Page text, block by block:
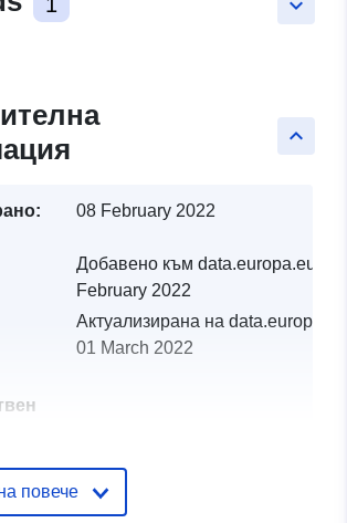
keyboard_arrow_down
keyboard_arrow_up
08 February 2022
Добавено към data.europa.eu:
February 2022
Актуализирана на
01 March 2022
http://descartes-dev.cete-
mediterranee.i2/service/fr-
повече